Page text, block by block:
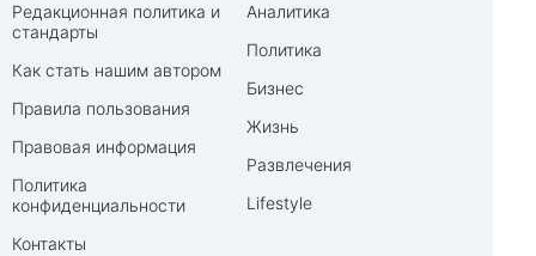
Редакционная политика и
стандарты
Как стать нашим автором
Правила пользования
Правовая информация
Политика
конфиденциальности
Контакты
Аналитика
Политика
Бизнес
Жизнь
Развлечения
Lifestyle